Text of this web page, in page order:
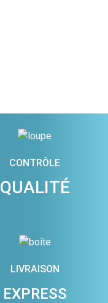
CONTRÔLE
QUALITÉ
LIVRAISON
EXPRESS